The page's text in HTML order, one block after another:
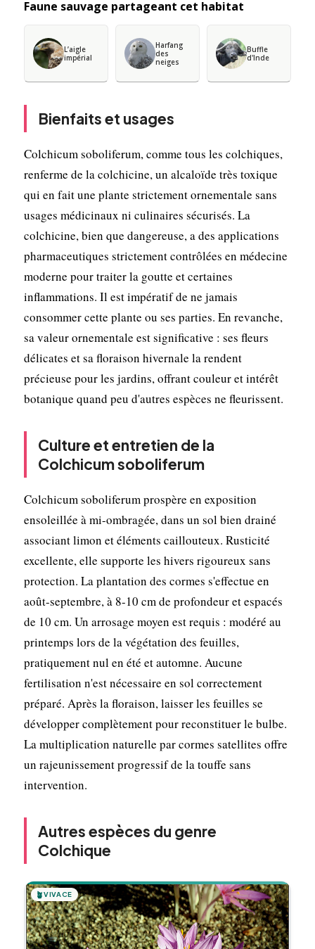
Faune sauvage partageant cet habitat
L’aigle
impérial
Harfang
des
neiges
Buffle
d'Inde
Bienfaits et usages
Colchicum soboliferum, comme tous les colchiques,
renferme de la colchicine, un alcaloïde très toxique
qui en fait une plante strictement ornementale sans
usages médicinaux ni culinaires sécurisés. La
colchicine, bien que dangereuse, a des applications
pharmaceutiques strictement contrôlées en médecine
moderne pour traiter la goutte et certaines
inflammations. Il est impératif de ne jamais
consommer cette plante ou ses parties. En revanche,
sa valeur ornementale est significative : ses fleurs
délicates et sa floraison hivernale la rendent
précieuse pour les jardins, offrant couleur et intérêt
botanique quand peu d'autres espèces ne fleurissent.
Culture et entretien de la
Colchicum soboliferum
Colchicum soboliferum prospère en exposition
ensoleillée à mi-ombragée, dans un sol bien drainé
associant limon et éléments caillouteux. Rusticité
excellente, elle supporte les hivers rigoureux sans
protection. La plantation des cormes s'effectue en
août-septembre, à 8-10 cm de profondeur et espacés
de 10 cm. Un arrosage moyen est requis : modéré au
printemps lors de la végétation des feuilles,
pratiquement nul en été et automne. Aucune
fertilisation n'est nécessaire en sol correctement
préparé. Après la floraison, laisser les feuilles se
développer complètement pour reconstituer le bulbe.
La multiplication naturelle par cormes satellites offre
un rajeunissement progressif de la touffe sans
intervention.
Autres espèces du genre
Colchique
🪴VIVACE